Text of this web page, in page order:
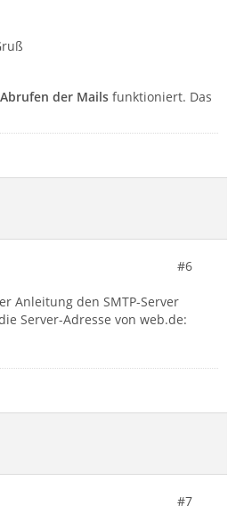
Abrufen der Mails funktioniert. Das
#6
Anleitung den SMTP-Server
Server-Adresse von web.de:
#7